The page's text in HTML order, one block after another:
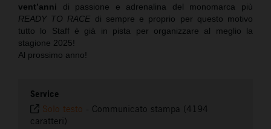
vent’anni di passione e adrenalina del monomarca più
READY TO RACE di sempre e proprio per questo motivo
tutto lo Staff è già in pista per organizzare al meglio la
stagione 2025!
Al prossimo anno!
Service
Solo testo - Communicato stampa (4194
caratteri)